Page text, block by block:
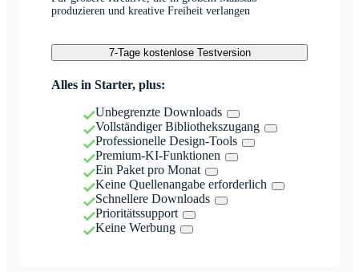
produzieren und kreative Freiheit verlangen
7-Tage kostenlose Testversion
Alles in Starter, plus:
Unbegrenzte Downloads
Vollständiger Bibliothekszugang
Professionelle Design-Tools
Premium-KI-Funktionen
Ein Paket pro Monat
Keine Quellenangabe erforderlich
Schnellere Downloads
Prioritätssupport
Keine Werbung